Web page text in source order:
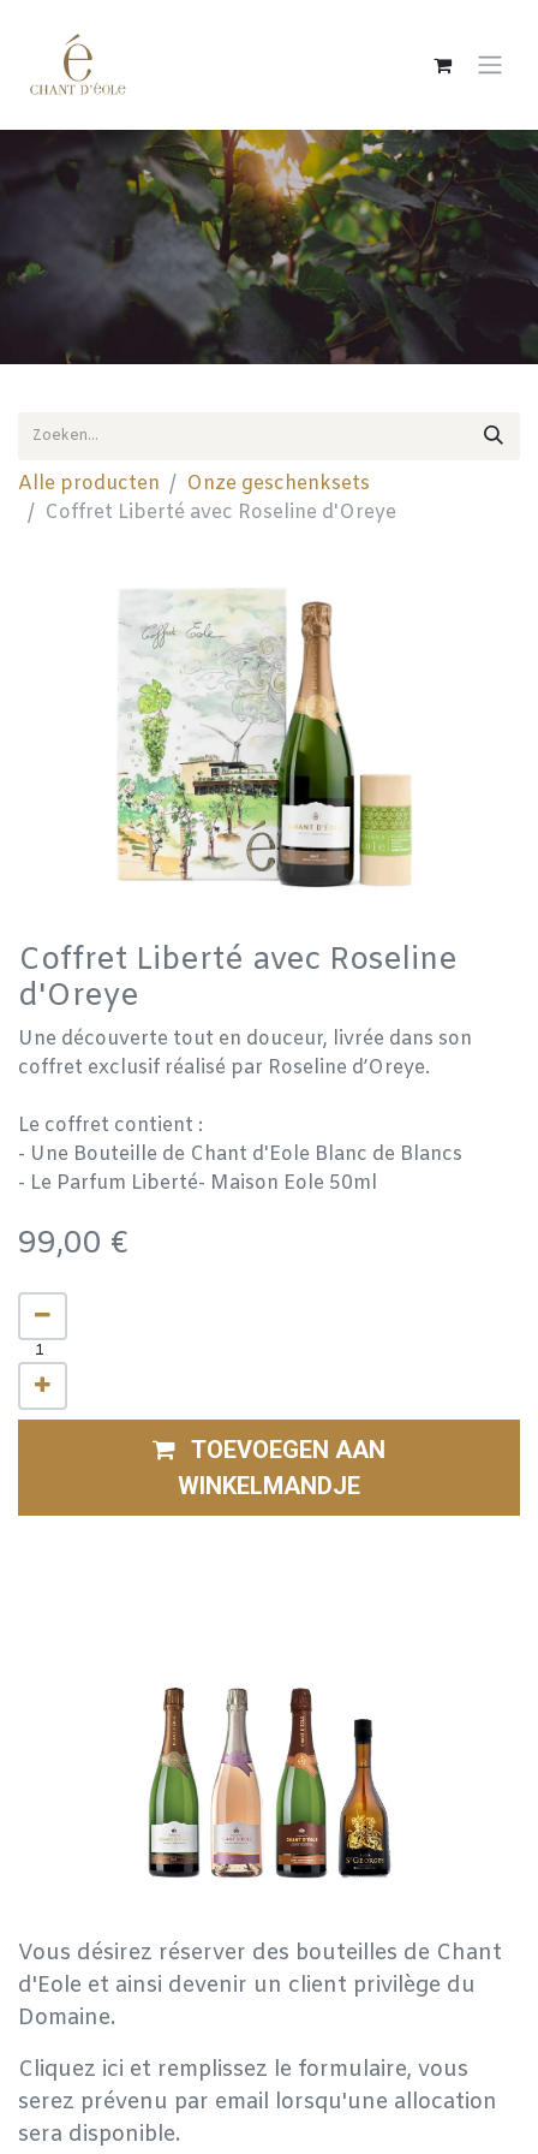
Alle producten
Onze geschenksets
Coffret Liberté avec Roseline d'Oreye
Coffret Liberté avec Roseline
d'Oreye
Une découverte tout en douceur, livrée dans son
coffret exclusif réalisé par Roseline d’Oreye.
Le coffret contient :
- Une Bouteille de Chant d'Eole Blanc de Blancs
- Le Parfum Liberté- Maison Eole 50ml
99,00 €
TOEVOEGEN AAN
WINKELMANDJE
Vous désirez réserver des bouteilles de Chant
d'Eole et ainsi devenir un client privilège du
Domaine.
Cliquez ici et remplissez le formulaire, vous
serez prévenu par email lorsqu'une allocation
sera disponible.